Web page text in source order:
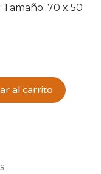
70 x 50
al carrito